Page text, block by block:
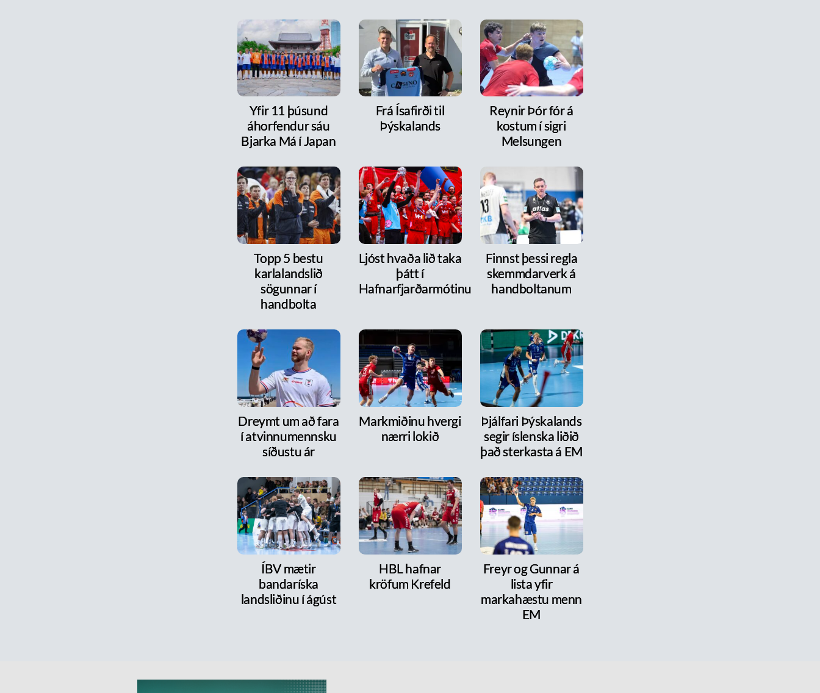
Yfir 11 þúsund
áhorfendur sáu
Bjarka Má í Japan
Frá Ísafirði til
Þýskalands
Reynir Þór fór á
kostum í sigri
Melsungen
Topp 5 bestu
karlalandslið
sögunnar í
handbolta
Ljóst hvaða lið taka
þátt í
Hafnarfjarðarmótinu
Finnst þessi regla
skemmdarverk á
handboltanum
Dreymt um að fara
í atvinnumennsku
síðustu ár
Markmiðinu hvergi
nærri lokið
Þjálfari Þýskalands
segir íslenska liðið
það sterkasta á EM
ÍBV mætir
bandaríska
landsliðinu í ágúst
HBL hafnar
kröfum Krefeld
Freyr og Gunnar á
lista yfir
markahæstu menn
EM